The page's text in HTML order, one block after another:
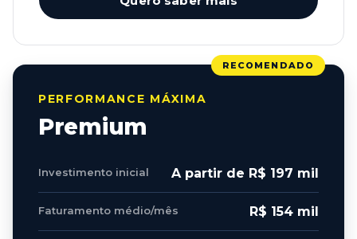
PERFORMANCE MÁXIMA
Premium
Investimento inicial A partir de R$ 197 mil
Faturamento médio/mês R$ 154 mil